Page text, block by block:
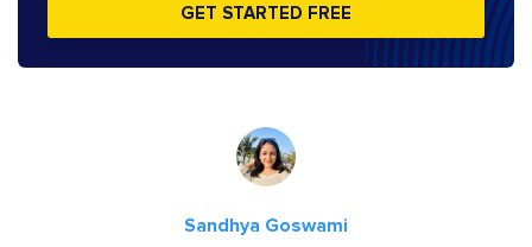
GET STARTED FREE
Sandhya Goswami